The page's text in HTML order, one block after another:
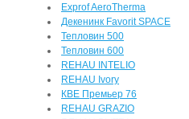
Exprof AeroTherma
Декенинк Favorit SPACE
Тепловин 500
Тепловин 600
REHAU INTELIO
REHAU Ivory
КВЕ Премьер 76
REHAU GRAZIO